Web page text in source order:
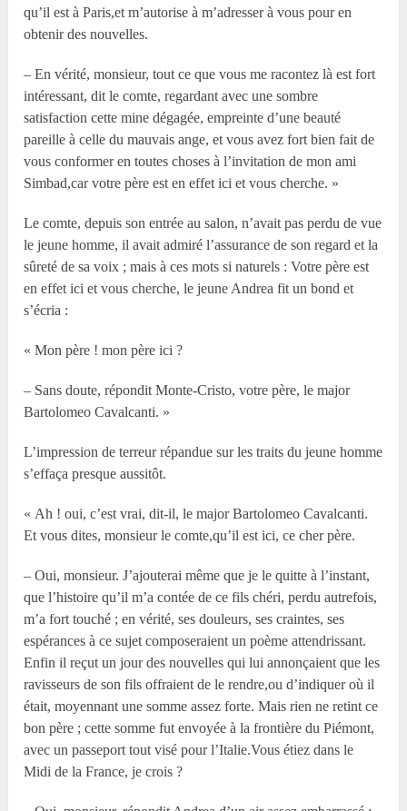
qu’il est à Paris,et m’autorise à m’adresser à vous pour en
obtenir des nouvelles.
– En vérité, monsieur, tout ce que vous me racontez là est fort
intéressant, dit le comte, regardant avec une sombre
satisfaction cette mine dégagée, empreinte d’une beauté
pareille à celle du mauvais ange, et vous avez fort bien fait de
vous conformer en toutes choses à l’invitation de mon ami
Simbad,car votre père est en effet ici et vous cherche. »
Le comte, depuis son entrée au salon, n’avait pas perdu de vue
le jeune homme, il avait admiré l’assurance de son regard et la
sûreté de sa voix ; mais à ces mots si naturels : Votre père est
en effet ici et vous cherche, le jeune Andrea fit un bond et
s’écria :
« Mon père ! mon père ici ?
– Sans doute, répondit Monte-Cristo, votre père, le major
Bartolomeo Cavalcanti. »
L’impression de terreur répandue sur les traits du jeune homme
s’effaça presque aussitôt.
« Ah ! oui, c’est vrai, dit-il, le major Bartolomeo Cavalcanti.
Et vous dites, monsieur le comte,qu’il est ici, ce cher père.
– Oui, monsieur. J’ajouterai même que je le quitte à l’instant,
que l’histoire qu’il m’a contée de ce fils chéri, perdu autrefois,
m’a fort touché ; en vérité, ses douleurs, ses craintes, ses
espérances à ce sujet composeraient un poème attendrissant.
Enfin il reçut un jour des nouvelles qui lui annonçaient que les
ravisseurs de son fils offraient de le rendre,ou d’indiquer où il
était, moyennant une somme assez forte. Mais rien ne retint ce
bon père ; cette somme fut envoyée à la frontière du Piémont,
avec un passeport tout visé pour l’Italie.Vous étiez dans le
Midi de la France, je crois ?